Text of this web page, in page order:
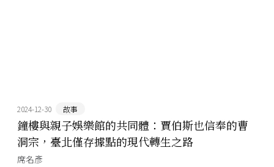
2024-12-30 故事
鐘樓與親子娛樂館的共同體：賈伯斯也信奉的曹
洞宗，臺北僅存據點的現代轉生之路
席名彥